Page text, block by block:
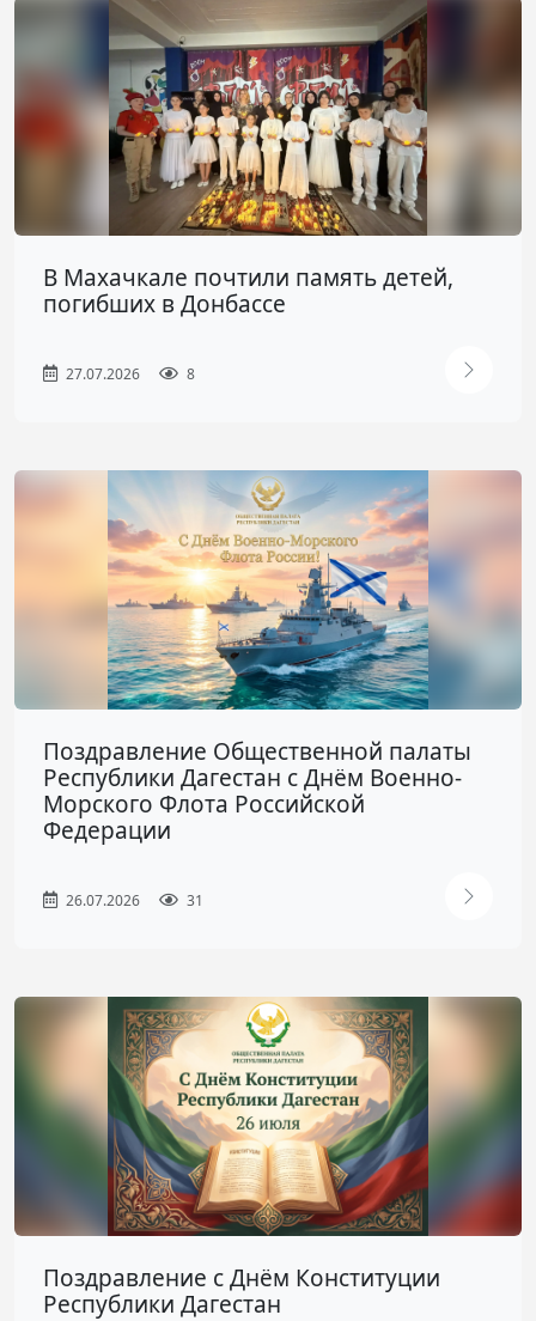
В Махачкале почтили память детей,
погибших в Донбассе
27.07.2026 8
Поздравление Общественной палаты
Республики Дагестан с Днём Военно-
Морского Флота Российской
Федерации
26.07.2026 31
Поздравление с Днём Конституции
Республики Дагестан